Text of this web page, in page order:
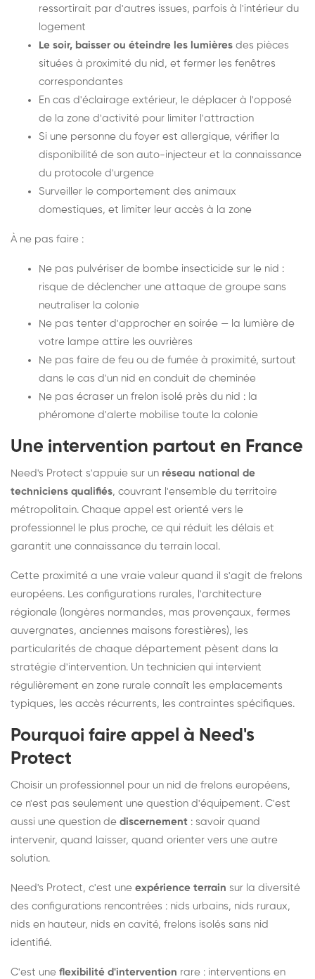
ressortirait par d'autres issues, parfois à l'intérieur du
logement
Le soir, baisser ou éteindre les lumières des pièces
situées à proximité du nid, et fermer les fenêtres
correspondantes
En cas d'éclairage extérieur, le déplacer à l'opposé
de la zone d'activité pour limiter l'attraction
Si une personne du foyer est allergique, vérifier la
disponibilité de son auto-injecteur et la connaissance
du protocole d'urgence
Surveiller le comportement des animaux
domestiques, et limiter leur accès à la zone
À ne pas faire :
Ne pas pulvériser de bombe insecticide sur le nid :
risque de déclencher une attaque de groupe sans
neutraliser la colonie
Ne pas tenter d'approcher en soirée — la lumière de
votre lampe attire les ouvrières
Ne pas faire de feu ou de fumée à proximité, surtout
dans le cas d'un nid en conduit de cheminée
Ne pas écraser un frelon isolé près du nid : la
phéromone d'alerte mobilise toute la colonie
Une intervention partout en France
Need's Protect s'appuie sur un réseau national de
techniciens qualifiés, couvrant l'ensemble du territoire
métropolitain. Chaque appel est orienté vers le
professionnel le plus proche, ce qui réduit les délais et
garantit une connaissance du terrain local.
Cette proximité a une vraie valeur quand il s'agit de frelons
européens. Les configurations rurales, l'architecture
régionale (longères normandes, mas provençaux, fermes
auvergnates, anciennes maisons forestières), les
particularités de chaque département pèsent dans la
stratégie d'intervention. Un technicien qui intervient
régulièrement en zone rurale connaît les emplacements
typiques, les accès récurrents, les contraintes spécifiques.
Pourquoi faire appel à Need's
Protect
Choisir un professionnel pour un nid de frelons européens,
ce n'est pas seulement une question d'équipement. C'est
aussi une question de discernement : savoir quand
intervenir, quand laisser, quand orienter vers une autre
solution.
Need's Protect, c'est une expérience terrain sur la diversité
des configurations rencontrées : nids urbains, nids ruraux,
nids en hauteur, nids en cavité, frelons isolés sans nid
identifié.
C'est une flexibilité d'intervention rare : interventions en